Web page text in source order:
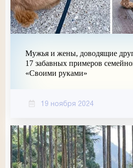
Мужья и жены, доводящие
17 забавных примеров
«Своими руками»
19 ноября 2024